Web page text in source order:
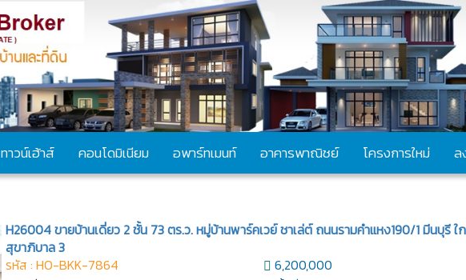
ทาวน์เฮ้าส์ คอนโดมิเนียม อพาร์ทเมนท์ อาคารพาณิชย์ โครงการใหม่ ล
H26004 ขายบ้านเดี่ยว 2 ชั้น 73 ตร.ว. หมู่บ้านพาร์คเวย์ ชาเล่ต์ ถนนรามคำแหง190/1 มีนบุรี
สุขาภิบาล 3
รหัส : HO-BKK-7864
6,200,000